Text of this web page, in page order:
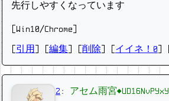
先行しやすくなっています
[Win10/Chrome]
引用 編集 削除 イイネ！0
2 : アセム雨宮◆UD16NvPYxY